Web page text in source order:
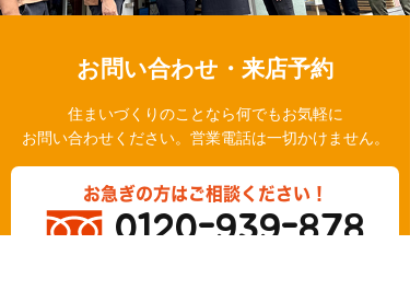
お問い合わせ・来店予約
住まいづくりのことなら何でもお気軽に
お問い合わせください。営業電話は一切かけません。
お急ぎの方はご相談ください！
0120-939-878